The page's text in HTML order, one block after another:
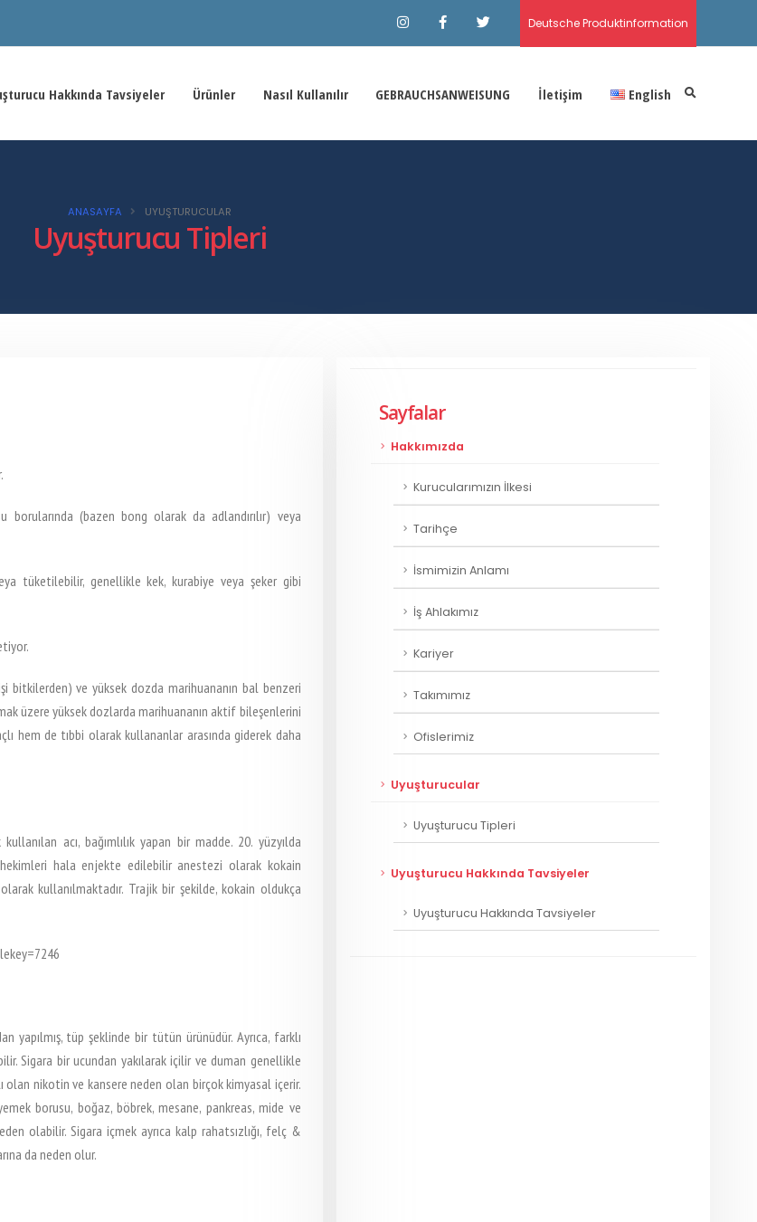
Deutsche Produktinformation
Hakkında Tavsiyeler Ürünler Nasıl Kullanılır GEBRAUCHSANWEISUNG İletişim English
Uyuşturucu Tipleri
ANASAYFA UYUŞTURUCULAR
borularında (bazen bong olarak da adlandırılır) veya
tüketilebilir, genellikle kek, kurabiye veya şeker gibi
bitkilerden) ve yüksek dozda marihuananın bal benzeri
üzere yüksek dozlarda marihuananın aktif bileşenlerini
hem de tıbbi olarak kullananlar arasında giderek daha
acı, bağımlılık yapan bir madde. 20. yüzyılda
hala enjekte edilebilir anestezi olarak kokain
kullanılmaktadır. Trajik bir şekilde, kokain oldukça
yapılmış, tüp şeklinde bir tütün ürünüdür. Ayrıca, farklı
Sigara bir ucundan yakılarak içilir ve duman genellikle
olan nikotin ve kansere neden olan birçok kimyasal içerir.
borusu, boğaz, böbrek, mesane, pankreas, mide ve
olabilir. Sigara içmek ayrıca kalp rahatsızlığı, felç &
da neden olur.
Sayfalar
Hakkımızda
Kurucularımızın İlkesi
Tarihçe
İsmimizin Anlamı
İş Ahlakımız
Kariyer
Takımımız
Ofislerimiz
Uyuşturucular
Uyuşturucu Tipleri
Uyuşturucu Hakkında Tavsiyeler
Uyuşturucu Hakkında Tavsiyeler